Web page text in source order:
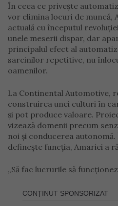
În ceea ce privește
vor elimina locuri de muncă,
actuală cu începutul
unele meserii dispar, dar
principalul efect al
sarcinilor repetitive, nu
oamenilor.
La Continental Automotive,
construirea unei culturi în
și pot produce valoare.
vizează domenii precum
noi și conducerea
definește funcția, Amariei a
„Să fac lucrurile să